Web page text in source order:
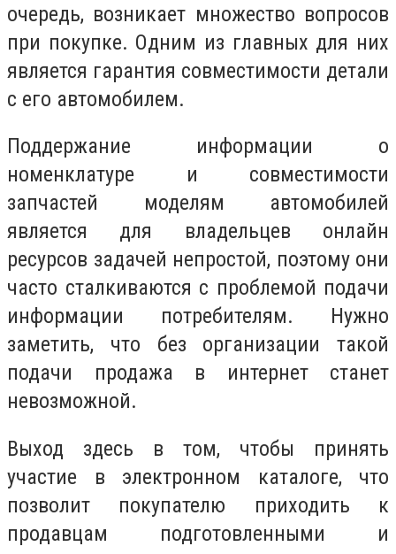
очередь, возникает множество вопросов
при покупке. Одним из главных для них
является гарантия совместимости детали
с его автомобилем.
Поддержание информации о
номенклатуре и совместимости
запчастей моделям автомобилей
является для владельцев онлайн
ресурсов задачей непростой, поэтому они
часто сталкиваются с проблемой подачи
информации потребителям. Нужно
заметить, что без организации такой
подачи продажа в интернет станет
невозможной.
Выход здесь в том, чтобы принять
участие в электронном каталоге, что
позволит покупателю приходить к
продавцам подготовленными и